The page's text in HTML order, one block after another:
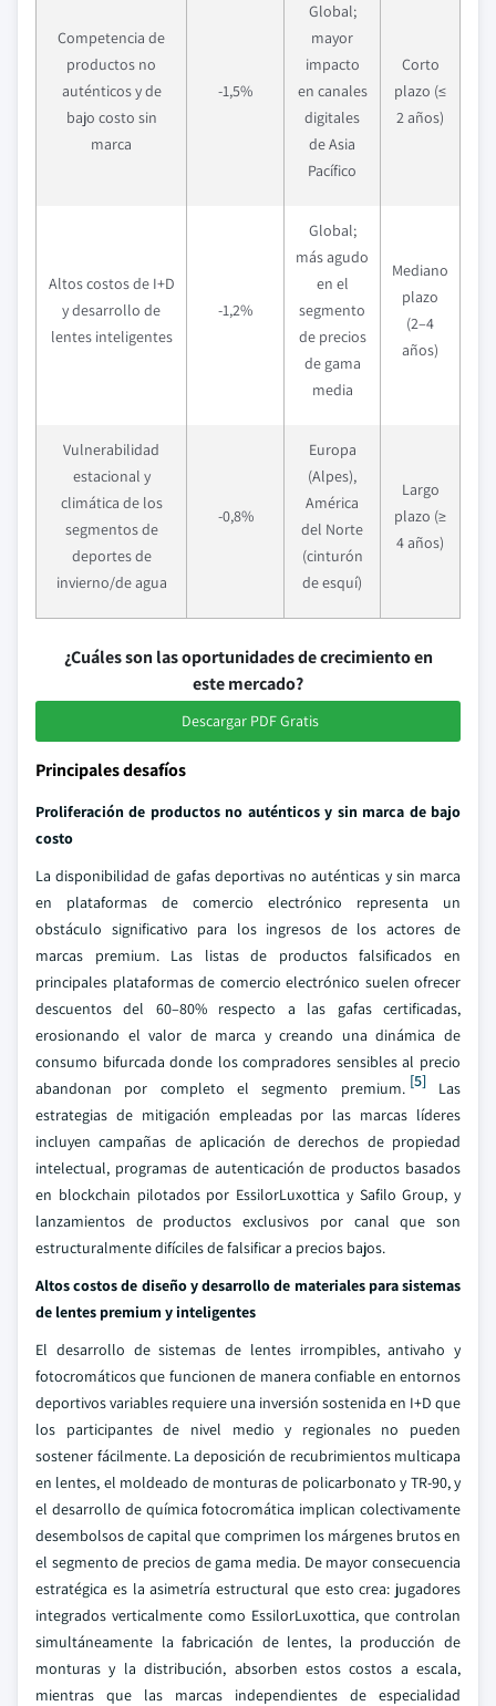
Competencia de
productos no
auténticos y de
bajo costo sin
marca
-1,5%
Global;
mayor
impacto
en canales
digitales
de Asia
Pacífico
Corto
plazo (≤
2 años)
Altos costos de I+D
y desarrollo de
lentes inteligentes
-1,2%
Global;
más agudo
en el
segmento
de precios
de gama
media
Mediano
plazo
(2–4
años)
Vulnerabilidad
estacional y
climática de los
segmentos de
deportes de
invierno/de agua
-0,8%
Europa
(Alpes),
América
del Norte
(cinturón
de esquí)
Largo
plazo (≥
4 años)
¿Cuáles son las oportunidades de crecimiento en
este mercado?
Descargar PDF Gratis
Principales desafíos
Proliferación de productos no auténticos y sin marca de bajo
costo
La disponibilidad de gafas deportivas no auténticas y sin marca
en plataformas de comercio electrónico representa un
obstáculo significativo para los ingresos de los actores de
marcas premium. Las listas de productos falsificados en
principales plataformas de comercio electrónico suelen ofrecer
descuentos del 60–80% respecto a las gafas certificadas,
erosionando el valor de marca y creando una dinámica de
consumo bifurcada donde los compradores sensibles al precio
abandonan por completo el segmento premium. [5]Las
estrategias de mitigación empleadas por las marcas líderes
incluyen campañas de aplicación de derechos de propiedad
intelectual, programas de autenticación de productos basados
en blockchain pilotados por EssilorLuxottica y Safilo Group, y
lanzamientos de productos exclusivos por canal que son
estructuralmente difíciles de falsificar a precios bajos.
Altos costos de diseño y desarrollo de materiales para sistemas
de lentes premium y inteligentes
El desarrollo de sistemas de lentes irrompibles, antivaho y
fotocromáticos que funcionen de manera confiable en entornos
deportivos variables requiere una inversión sostenida en I+D que
los participantes de nivel medio y regionales no pueden
sostener fácilmente. La deposición de recubrimientos multicapa
en lentes, el moldeado de monturas de policarbonato y TR-90, y
el desarrollo de química fotocromática implican colectivamente
desembolsos de capital que comprimen los márgenes brutos en
el segmento de precios de gama media. De mayor consecuencia
estratégica es la asimetría estructural que esto crea: jugadores
integrados verticalmente como EssilorLuxottica, que controlan
simultáneamente la fabricación de lentes, la producción de
monturas y la distribución, absorben estos costos a escala,
mientras que las marcas independientes de especialidad